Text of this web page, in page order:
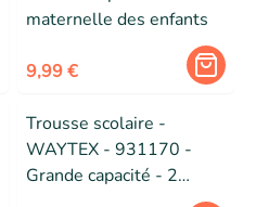
maternelle des enfants
9,99 €
Trousse scolaire -
WAYTEX - 931170 -
Grande capacité - 2
compartiments - Noir